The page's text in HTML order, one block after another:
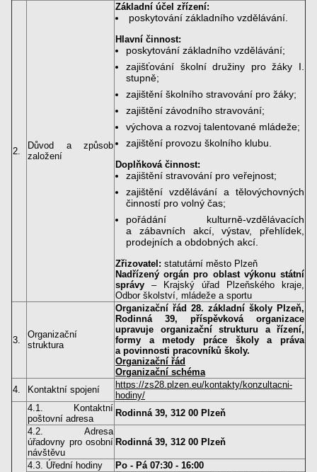
2.
Důvod a způsob
založení
Základní účel zřízení:
poskytování základního vzdělávání.
Hlavní činnost:
poskytování základního vzdělávání;
zajišťování školní družiny pro žáky I.
stupně;
zajištění školního stravování pro žáky;
zajištění závodního stravování;
výchova a rozvoj talentované mládeže;
zajištění provozu školního klubu.
Doplňková činnost:
zajištění stravování pro veřejnost;
zajištění vzdělávání a tělovýchovných
činností pro volný čas;
pořádání kulturně-vzdělávacích
a zábavních akcí, výstav, přehlídek,
prodejních a obdobných akcí.
Zřizovatel: statutární město Plzeň
Nadřízený orgán pro oblast výkonu státní
správy – Krajský úřad Plzeňského kraje,
Odbor školství, mládeže a sportu
3.
Organizační
struktura
Organizační řád 28. základní školy Plzeň,
Rodinná 39, příspěvková organizace
upravuje organizační strukturu a řízení,
formy a metody práce školy a práva
a povinnosti pracovníků školy.
Organizační řád
Organizační schéma
4.
Kontaktní spojení
https://zs28.plzen.eu/kontakty/konzultacni-
hodiny/
4.1. Kontaktní
poštovní adresa
Rodinná 39, 312 00 Plzeň
4.2. Adresa
úřadovny pro osobní
návštěvu
Rodinná 39, 312 00 Plzeň
4.3. Úřední hodiny Po - Pá 07:30 - 16:00